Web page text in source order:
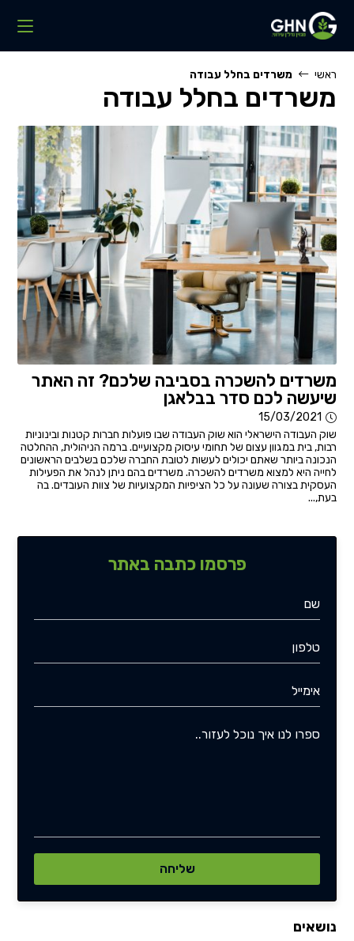
content
ראשי משרדים בחלל עבודה
משרדים בחלל עבודה
משרדים להשכרה בסביבה שלכם? זה האתר
שיעשה לכם סדר בבלאגן
15/03/2021
שוק העבודה הישראלי הוא שוק העבודה שבו פועלות חברות קטנות ובינוניות
רבות, בית במגוון עצום של תחומי עיסוק מקצועיים. ברמה הניהולית, ההחלטה
הנכונה ביותר שאתם יכולים לעשות לטובת החברה שלכם בשלבים הראשונים
לחייה היא למצוא משרדים להשכרה. משרדים בהם ניתן לנהל את הפעילות
העסקית בצורה שעונה על כל הציפיות המקצועיות של צוות העובדים. בה
בעת,...
פרסמו כתבה באתר
נושאים